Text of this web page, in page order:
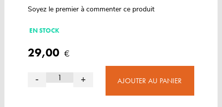
Soyez le premier à commenter ce produit
EN STOCK
29,00 €
- + AJOUTER AU PANIER